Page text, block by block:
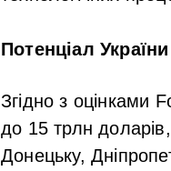
Потенціал України
Згідно з оцінками
до 15 трлн
Донецьку,